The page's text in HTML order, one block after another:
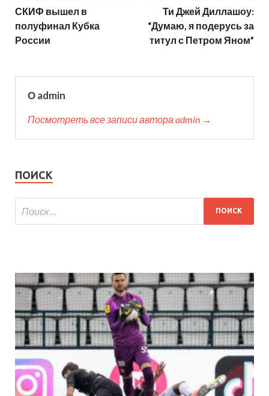
СКИФ вышел в
полуфинал Кубка
России
Ти Джей Диллашоу:
“Думаю, я подерусь за
титул с Петром Яном”
О admin
Посмотреть все записи автора admin →
ПОИСК